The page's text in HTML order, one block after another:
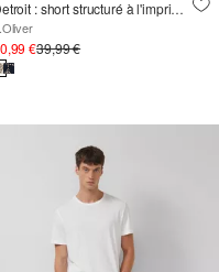
Detroit : short structuré à l'imprimé all-over
€39,99 €